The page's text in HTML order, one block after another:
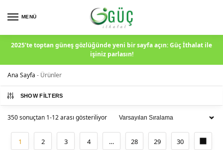
MENÜ
2025’te toptan güneş gözlüğünde yeni bir sayfa açın: Güç İthalat ile
işiniz parlasın!
Ana Sayfa - Ürünler
SHOW FILTERS
350 sonuçtan 1-12 arası gösteriliyor
1 2 3 4 … 28 29 30